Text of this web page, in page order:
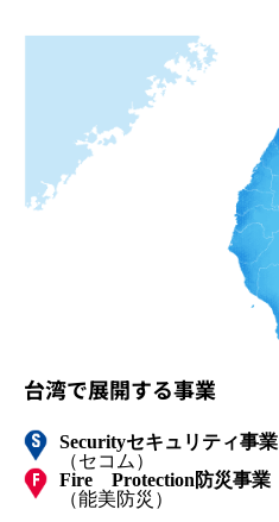
台湾で展開する事業
Securityセキュリティ事業
（セコム）
Fire Protection防災事業
（能美防災）